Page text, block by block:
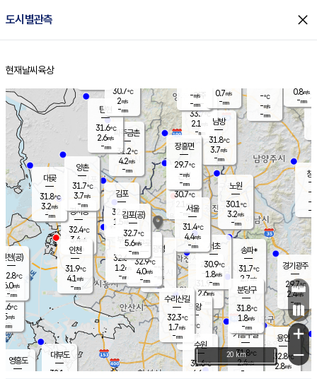
도시별관측 close
홈
현재날씨 육상
의도
℃
m/s
mm
영흥도
양주
33.7℃
2.1
-mm
과천
31.9℃
2.6m/s
- mm
용인
32.8℃
2.8m/s
경기광주
29.7℃
2.4m/s
-mm
대부도
32.1
경서동
32.4℃
3.4 m/s
-mm
파주금촌
31.2℃
4.2m/s
-mm
-℃
-m/s
-mm
대곶
31.8℃
3.2m/s
-mm
창
-
-m/
-
탄현
31.6℃
2.6m/s
-mm
0.8m/s
-mm
의왕
- ℃
m/s
mm
김포
32.9℃
1.5 m/s
mm
광명
- ℃
-m/s
-mm
부천
32.6℃
1.2m/s
-mm
양촌
31.7℃
3.7m/s
-mm
구로
32.9℃
4.0m/s
-mm
은평
30.7℃
2.1 m/s
- mm
노원
30.1℃
3.2m/s
-mm
송파*
31.7℃
2.7m/s
-mm
서초
30.9℃
1.8m/s
-mm
남방
31.8℃
3.7m/s
-mm
기흥구갈
31.8℃
2.4m/s
-
수리산길
32.3℃
1.7m/s
-mm
분당구
31.8℃
1.8m/s
-mm
장흥면
29.7℃
-m/s
-mm
-m/s
-mm
인천(공)
32.8℃
6.0m/s
-mm
김포(공)
32.7℃
5.6m/s
-mm
수원
31.6℃
4.6 m/s
인천
31.9℃
4.1 m/s
-mm
서울
31.4℃
4.4m/s
-mm
30.7℃
2m/s
-mm
0.7m/s
-mm
+
−
20 km